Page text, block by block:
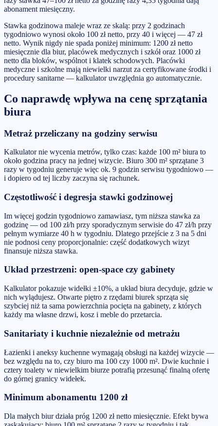
abonament miesięczny.
Stawka godzinowa maleje wraz ze skalą: przy 2 godzinach
tygodniowo wynosi około 100 zł netto, przy 40 i więcej — 47 zł
netto. Wynik nigdy nie spada poniżej minimum: 1200 zł netto
miesięcznie dla biur, placówek medycznych i szkół oraz 1000 zł
netto dla bloków, wspólnot i klatek schodowych. Placówki
medyczne i szkolne mają niewielki narzut za certyfikowane środki i
procedury sanitarne — kalkulator uwzględnia go automatycznie.
Co naprawdę wpływa na cenę sprzątania
biura
Metraż przeliczany na godziny serwisu
Kalkulator nie wycenia metrów, tylko czas: każde 100 m² biura to
około godzina pracy na jednej wizycie. Biuro 300 m² sprzątane 3
razy w tygodniu generuje więc ok. 9 godzin serwisu tygodniowo —
i dopiero od tej liczby zaczyna się rachunek.
Częstotliwość i degresja stawki godzinowej
Im więcej godzin tygodniowo zamawiasz, tym niższa stawka za
godzinę — od 100 zł/h przy sporadycznym serwisie do 47 zł/h przy
pełnym wymiarze 40 h w tygodniu. Dlatego przejście z 3 na 5 dni
nie podnosi ceny proporcjonalnie: część dodatkowych wizyt
finansuje niższa stawka.
Układ przestrzeni: open-space czy gabinety
Kalkulator pokazuje widełki ±10%, a układ biura decyduje, gdzie w
nich wylądujesz. Otwarte piętro z rzędami biurek sprząta się
szybciej niż ta sama powierzchnia pocięta na gabinety, z których
każdy ma własne drzwi, kosz i meble do przetarcia.
Sanitariaty i kuchnie niezależnie od metrażu
Łazienki i aneksy kuchenne wymagają obsługi na każdej wizycie —
bez względu na to, czy biuro ma 100 czy 1000 m². Dwie kuchnie i
cztery toalety w niewielkim biurze potrafią przesunąć finalną ofertę
do górnej granicy widełek.
Minimum abonamentu 1200 zł
Dla małych biur działa próg 1200 zł netto miesięcznie. Efekt bywa